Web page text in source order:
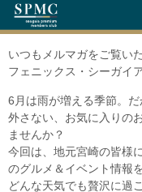
いつもメルマガをご覧い
フェニックス・シーガイ
6月は雨が増える季節。
外さない、お気に入りの
ませんか？
今回は、地元宮崎の皆様
のグルメ＆イベント情報
どんな天気でも贅沢に過